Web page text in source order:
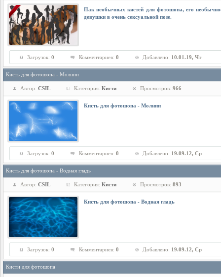
Пак необычных кистей для фотошопа, его
девушки в очень сексуальной позе.
Загрузок: 0 Комментариев: 0 Добавлено: 10.01.19, Чт
Кисть для фотошопа - Молнии
Автор: CSIL Категория: Кисти Просмотров: 966
Кисть для фотошопа - Молнии
Загрузок: 0 Комментариев: 0 Добавлено: 19.09.12, Ср
Кисть для фотошопа - Водная гладь
Автор: CSIL Категория: Кисти Просмотров: 893
Кисть для фотошопа - Водная гладь
Загрузок: 0 Комментариев: 0 Добавлено: 19.09.12, Ср
Кисти для фотошопа